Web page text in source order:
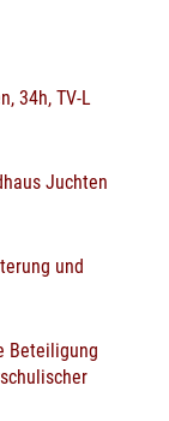
34h, TV-L
Juchten
und
Beteiligung